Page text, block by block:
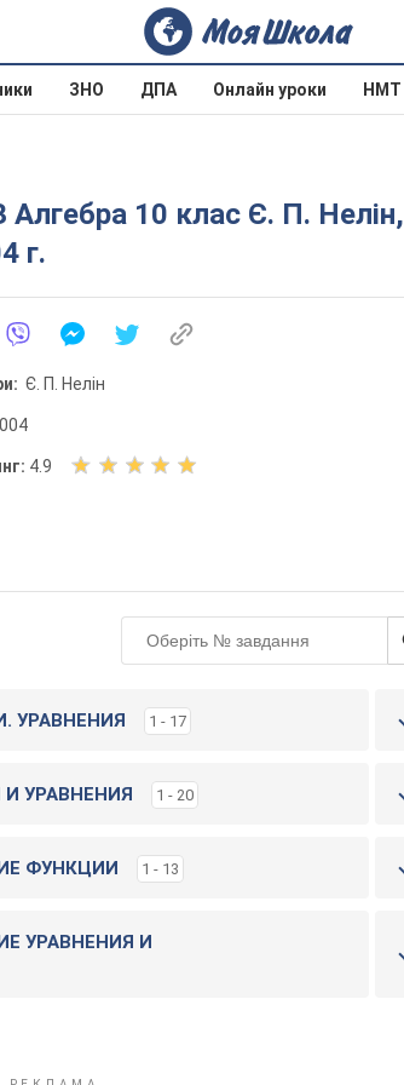
ЗНО ДПА Онлайн уроки НМТ
Алгебра 10 клас Є. П. Нелін,
г.
Є. П. Нелін
4.9
О
и
УРАВНЕНИЯ 1 - 17
УРАВНЕНИЯ 1 - 20
ФУНКЦИИ 1 - 13
УРАВНЕНИЯ И